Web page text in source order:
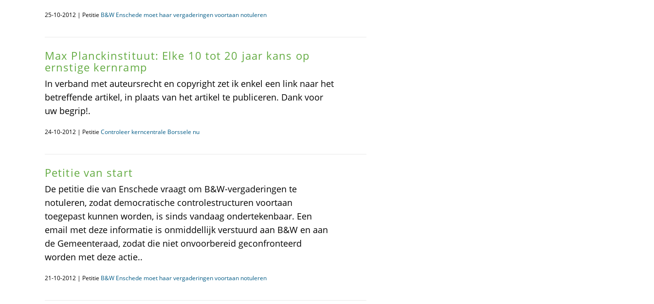
25-10-2012 | Petitie B&W Enschede moet haar vergaderingen voortaan notuleren
Max Planckinstituut: Elke 10 tot 20 jaar kans op
ernstige kernramp
In verband met auteursrecht en copyright zet ik enkel een link naar het
betreffende artikel, in plaats van het artikel te publiceren. Dank voor
uw begrip!.
24-10-2012 | Petitie Controleer kerncentrale Borssele nu
Petitie van start
De petitie die van Enschede vraagt om B&W-vergaderingen te
notuleren, zodat democratische controlestructuren voortaan
toegepast kunnen worden, is sinds vandaag ondertekenbaar. Een
email met deze informatie is onmiddellijk verstuurd aan B&W en aan
de Gemeenteraad, zodat die niet onvoorbereid geconfronteerd
worden met deze actie..
21-10-2012 | Petitie B&W Enschede moet haar vergaderingen voortaan notuleren